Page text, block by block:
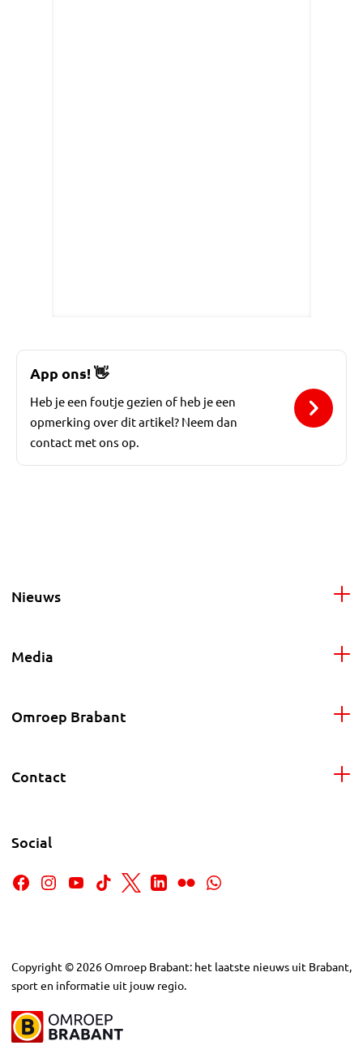
App ons!👋
Heb je een foutje gezien of heb je een
opmerking over dit artikel? Neem dan
contact met ons op.
Nieuws
Media
Omroep Brabant
Contact
Social
Copyright © 2026Omroep Brabant: het laatste nieuws uit Brabant,
sport en informatie uit jouw regio.